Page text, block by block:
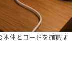
本体とコードを確認す